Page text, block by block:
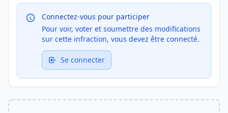
Connectez-vous pour participer
Pour voir, voter et soumettre des modifications
sur cette infraction, vous devez être connecté.
Se connecter